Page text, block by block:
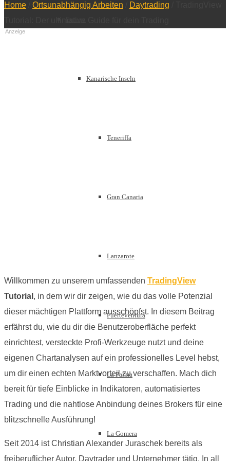
Kanarische Inseln
Teneriffa
Gran Canaria
Lanzarote
Fuerteventura
La Palma
La Gomera
Home Ortsunabhängig Arbeiten Daytrading
Anzeige
Willkommen zu unserem umfassenden TradingView
Tutorial , in dem wir dir zeigen, wie du das volle Potenzial
dieser mächtigen Plattform ausschöpfst. In diesem Beitrag
erfährst du, wie du dir die Benutzeroberfläche perfekt
einrichtest, versteckte Profi-Werkzeuge nutzt und deine
eigenen Chartanalysen auf ein professionelles Level hebst,
um dir einen echten Marktvorteil zu verschaffen. Mach dich
bereit für tiefe Einblicke in Indikatoren, automatisiertes
Trading und die nahtlose Anbindung deines Brokers für eine
blitzschnelle Ausführung!
Seit 2014 ist Christian Alexander Juraschek bereits als
freiberuflicher Autor, Daytrader und Unternehmer tätig. In all